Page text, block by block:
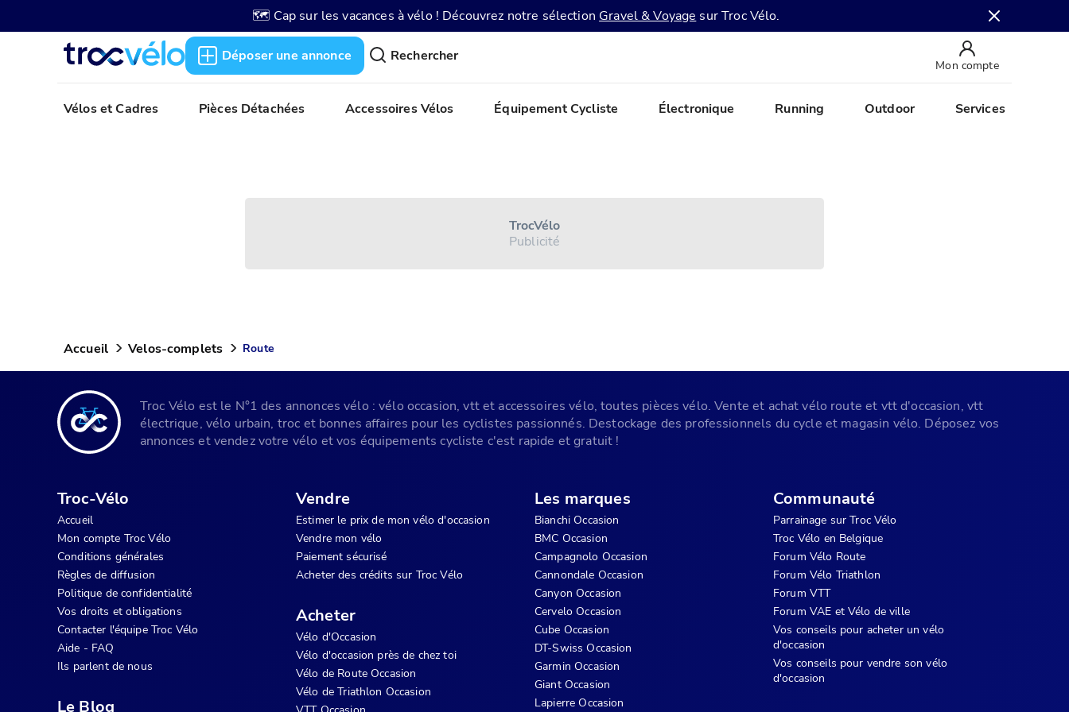
🗺️ Cap sur les vacances à vélo ! Découvrez notre sélection Gravel & Voyage sur Troc Vélo.
Déposer une annonce Rechercher
Mon compte
Vélos et Cadres Pièces Détachées Accessoires Vélos Équipement Cycliste Électronique Running Outdoor Services
Troc Vélo
Publicité
Accueil Velos-complets Route
Troc Vélo est le N°1 des annonces vélo : vélo occasion, vtt et accessoires vélo, toutes pièces vélo. Vente et achat vélo route et vtt d'occasion, vtt
électrique, vélo urbain, troc et bonnes affaires pour les cyclistes passionnés. Destockage des professionnels du cycle et magasin vélo. Déposez vos
annonces et vendez votre vélo et vos équipements cycliste c'est rapide et gratuit !
Troc-Vélo
Accueil
Mon compte Troc Vélo
Conditions générales
Règles de diffusion
Politique de confidentialité
Vos droits et obligations
Contacter l'équipe Troc Vélo
Aide - FAQ
Ils parlent de nous
Le Blog
Vendre
Estimer le prix de mon vélo d'occasion
Vendre mon vélo
Paiement sécurisé
Acheter des crédits sur Troc Vélo
Acheter
Vélo d'Occasion
Vélo d'occasion près de chez toi
Vélo de Route Occasion
Vélo de Triathlon Occasion
Les marques
Bianchi Occasion
BMC Occasion
Campagnolo Occasion
Cannondale Occasion
Canyon Occasion
Cervelo Occasion
Cube Occasion
DT-Swiss Occasion
Garmin Occasion
Giant Occasion
Lapierre Occasion
Communauté
Parrainage sur Troc Vélo
Troc Vélo en Belgique
Forum Vélo Route
Forum Vélo Triathlon
Forum VTT
Forum VAE et Vélo de ville
Vos conseils pour acheter un vélo
d'occasion
Vos conseils pour vendre son vélo
d'occasion